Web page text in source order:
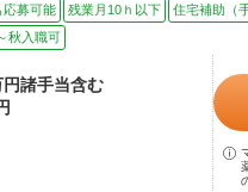
応募可能 残業月10ｈ以下 住宅補助（
秋入職可
円諸手当含む